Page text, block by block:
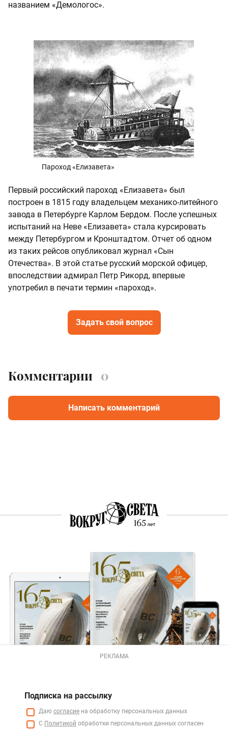
названием «Демологос».
Пароход «Елизавета»
Первый российский пароход «Елизавета» был
построен в 1815 году владельцем механико-литейного
завода в Петербурге Карлом Бердом. После успешных
испытаний на Неве «Елизавета» стала курсировать
между Петербургом и Кронштадтом. Отчет об одном
из таких рейсов опубликовал журнал «Сын
Отечества». В этой статье русский морской офицер,
впоследствии адмирал Петр Рикорд, впервые
употребил в печати термин «пароход».
Задать свой вопрос
Комментарии 0
Написать комментарий
РЕКЛАМА
Подписка на рассылку
Даю согласие на обработку персональных данных
С Политикой обработки персональных данных согласен